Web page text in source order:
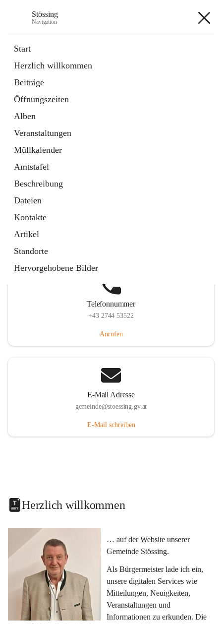
Stössing
Navigation
Start
Herzlich willkommen
Beiträge
Öffnungszeiten
Alben
Veranstaltungen
Müllkalender
Amtstafel
Beschreibung
Dateien
Kontakte
Artikel
Standorte
Hervorgehobene Bilder
Datei
in
Tab
Kindergarten
öffnet
in
neuem
Tab
Telefonnummer
+43 2744 53522
Anrufen
E-Mail Adresse
gemeinde@stoessing.gv.at
E-Mail schreiben
Herzlich willkommen
… auf der Website unserer
Gemeinde Stössing.
Als Bürgermeister lade ich ein,
unsere digitalen Services wie
Mitteilungen, Neuigkeiten,
Veranstaltungen und
Informationen zu erkunden. Die